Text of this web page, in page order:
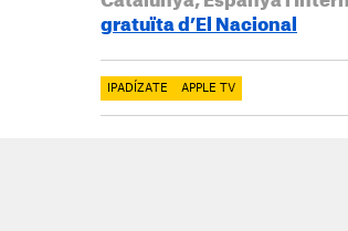
gratuïta d’El Nacional
IPADÍZATE APPLE TV